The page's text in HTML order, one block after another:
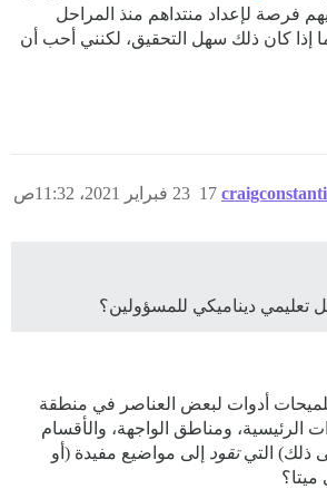
فرصة لإعداد منتداهم منذ المراحل
إذا كان ذلك سهل التحقيق، لكنني أحب أن
23 فبراير 2021، 11:32ص 17
تعليمي ديناميكي للمسؤولين؟
تلميحات أدوات لبعض العناصر في منطقة
الرئيسية، ومناطق الواجهة، والأقسام
ذلك) التيتقود إلى مواضيع مفيدة (أو